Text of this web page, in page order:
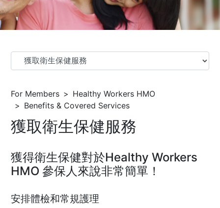
For Members
Healthy Workers HMO
Benefits & Covered Services
獲取衛生保健服務
獲得衛生保健對於Healthy Workers
HMO 參保人來說非常簡單！
安排體檢和常規護理